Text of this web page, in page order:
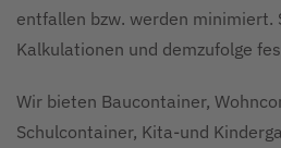
entfallen bzw. werden minimiert.
Kalkulationen und demzufolge
Wir bieten Baucontainer,
Schulcontainer, Kita-und